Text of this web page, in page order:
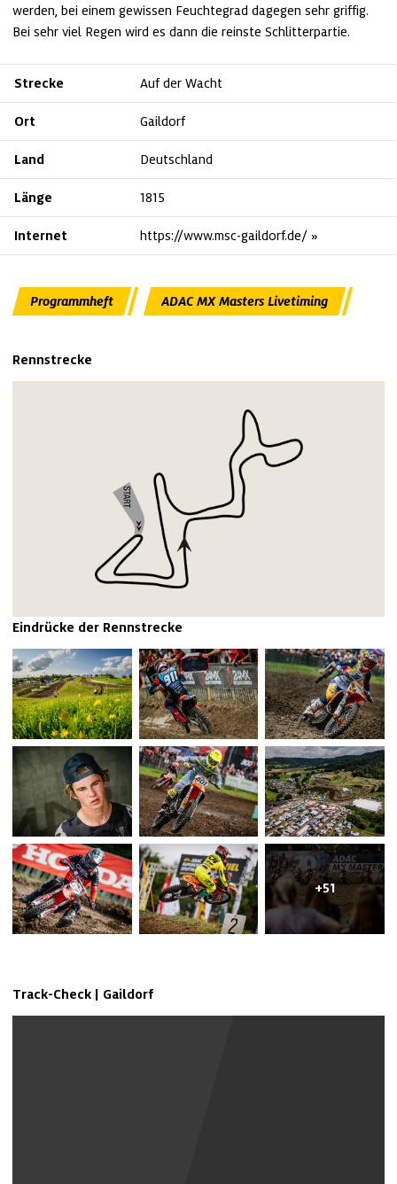
werden, bei einem gewissen Feuchtegrad dagegen sehr griffig.
Bei sehr viel Regen wird es dann die reinste Schlitterpartie.
Strecke Auf der Wacht
Ort Gaildorf
Land Deutschland
Länge 1815
Internet https://www.msc-gaildorf.de/
Programmheft ADAC MX Masters Livetiming
Rennstrecke
Eindrücke der Rennstrecke
+51
Track-Check | Gaildorf